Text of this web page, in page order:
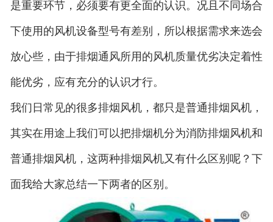
是重要环节，必须要有更全面的认识。况且不同场合
下使用的风机设备型号有差别，所以根据需求来选会
放心些，由于排烟通风所用的风机质量优劣决定着性
能优劣，应有充分的认识才行。
我们日常见的很多排烟风机，都只是普通排烟风机，
其实在用途上我们可以把排烟机分为消防排烟风机和
普通排烟风机，这两种排烟风机又有什么区别呢？下
面我给大家总结一下两者的区别。